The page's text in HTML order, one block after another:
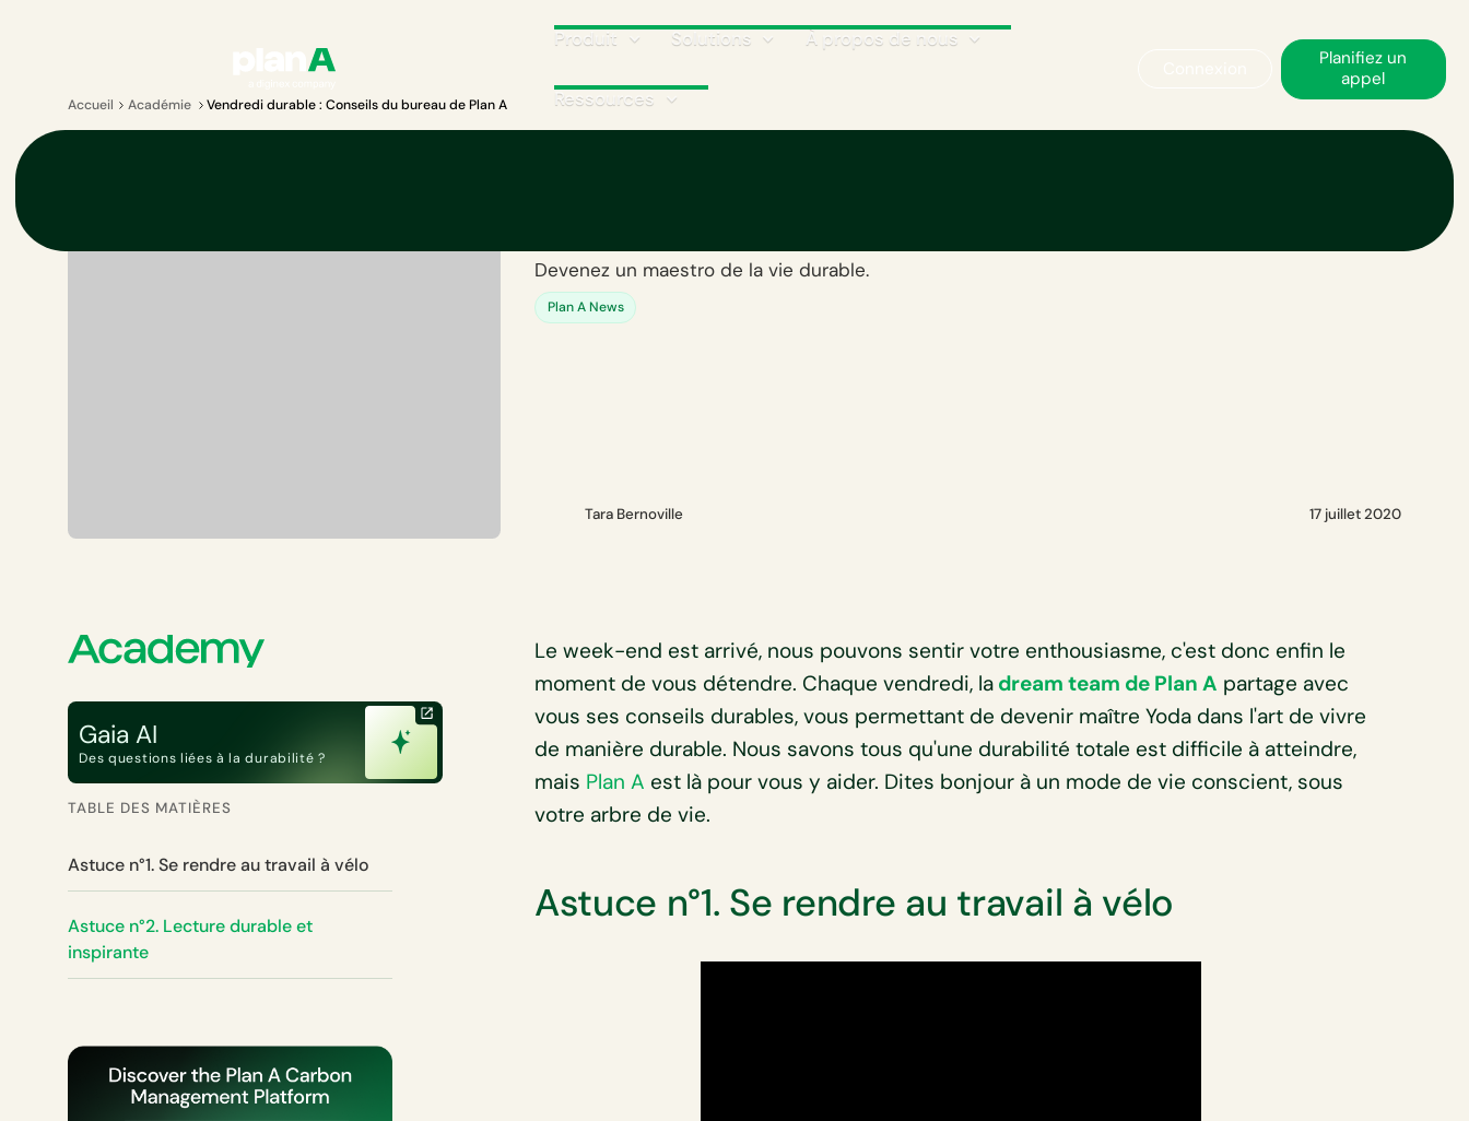
Produit Solutions À propos de nous
Ressources
Planifiez un
appel
Accueil Académie Vendredi durable : Conseils du bureau de Plan A
Devenez un maestro de la vie durable.
Plan A News
Tara Bernoville 17 juillet 2020
Gaia AI
Des questions liées à la durabilité ?
TABLE DES MATIÈRES
Astuce n°1. Se rendre au travail à vélo
Astuce n°2. Lecture durable et
inspirante
Le week-end est arrivé, nous pouvons sentir votre enthousiasme, c'est donc enfin le
moment de vous détendre. Chaque vendredi, la dream team de Plan A partage avec
vous ses conseils durables, vous permettant de devenir maître Yoda dans l'art de vivre
de manière durable. Nous savons tous qu'une durabilité totale est difficile à atteindre,
mais Plan A est là pour vous y aider. Dites bonjour à un mode de vie conscient, sous
votre arbre de vie.
Astuce n°1. Se rendre au travail à vélo